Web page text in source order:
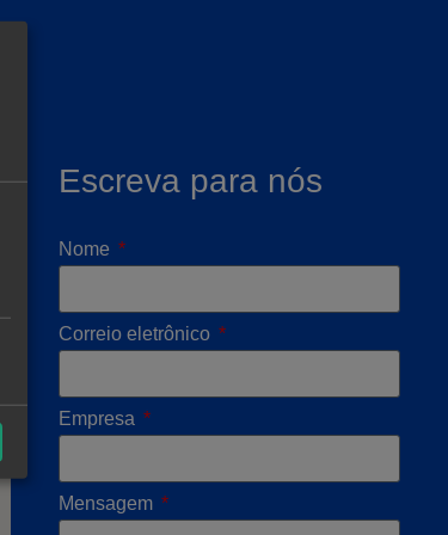
Escreva para nós
Nome
Correio eletrônico
Empresa
Mensagem